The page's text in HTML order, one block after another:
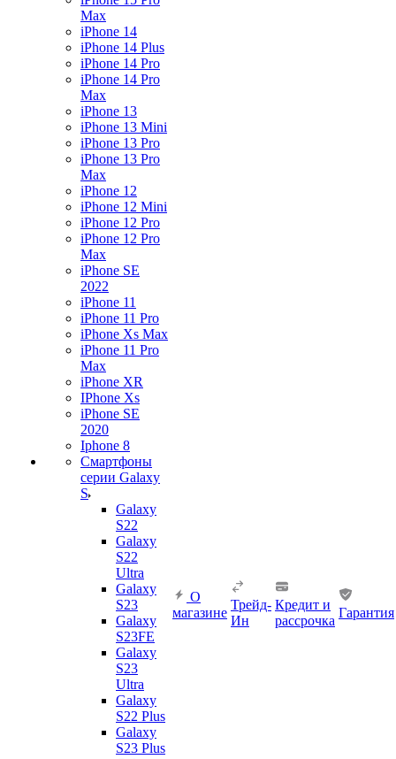
Max
iPhone 14
iPhone 14 Plus
iPhone 14 Pro
iPhone 14 Pro
Max
iPhone 13
iPhone 13 Mini
iPhone 13 Pro
iPhone 13 Pro
Max
iPhone 12
iPhone 12 Mini
iPhone 12 Pro
iPhone 12 Pro
Max
iPhone SE
2022
iPhone 11
iPhone 11 Pro
iPhone Xs Max
iPhone 11 Pro
Max
iPhone XR
IPhone Xs
iPhone SE
2020
Iphone 8
Смартфоны
серии Galaxy
S
Galaxy
S22
Galaxy
S22
Ultra
Galaxy
S23
Galaxy
S23FE
Galaxy
S23
Ultra
Galaxy
S22 Plus
Galaxy
S23 Plus
О
магазине
Трейд-
Ин
Кредит и
рассрочка
Гарантия